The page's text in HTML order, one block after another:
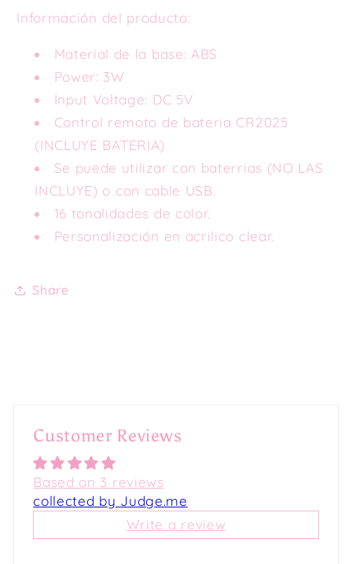
Información del producto:
Material de la base: ABS
Power: 3W
Input Voltage: DC 5V
Control remoto de bateria CR2025
(INCLUYE BATERIA)
Se puede utilizar con baterrias (NO LAS
INCLUYE) o con cable USB.
16 tonalidades de color.
Personalización en acrilico clear.
Share
Customer Reviews
Based on 3 reviews
collected by Judge.me
Write a review